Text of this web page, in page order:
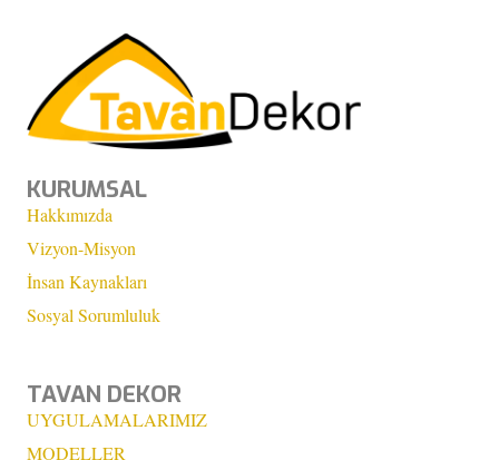
KURUMSAL
Hakkımızda
Vizyon-Misyon
İnsan Kaynakları
Sosyal Sorumluluk
TAVAN DEKOR
UYGULAMALARIMIZ
MODELLER